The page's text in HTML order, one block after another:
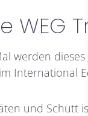
WEG
werden
International
und Schutt